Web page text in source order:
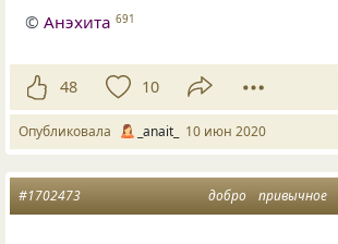
©Анэхита 691
48 10
Опубликовала _anait_ 10 июн 2020
добро привычное
#1702473